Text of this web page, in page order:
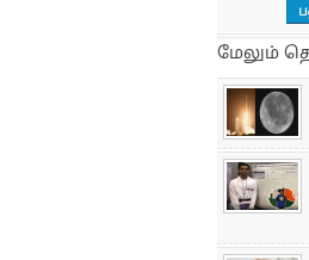
மேலும்